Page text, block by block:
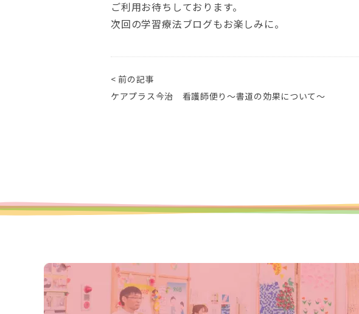
ご利用お待ちしております。
次回の学習療法ブログもお楽しみに。
< 前の記事
ケアプラス今治 看護師便り～書道の効果について～